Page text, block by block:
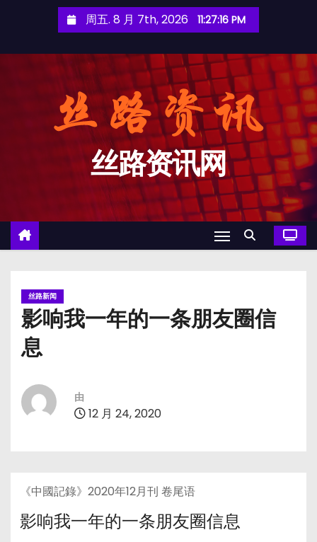
周五. 8 月 7th, 2026 11:27:17 PM
丝路资讯网
丝路新闻
影响我一年的一条朋友圈信
息
由
12 月 24, 2020
《中國記錄》2020年12月刊 卷尾语
影响我一年的一条朋友圈信息